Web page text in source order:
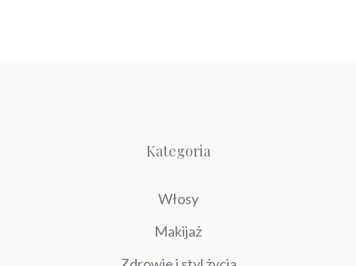
Kategoria
Włosy
Makijaż